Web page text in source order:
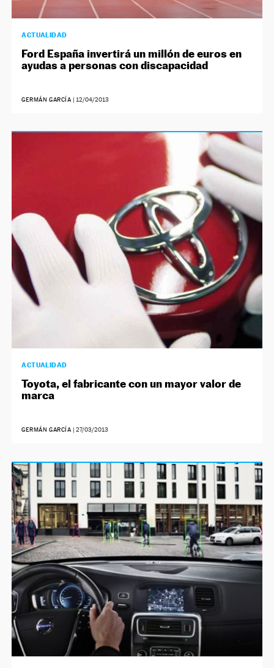
ACTUALIDAD
Ford España invertirá un millón de euros en
ayudas a personas con discapacidad
GERMÁN GARCÍA | 12/04/2013
ACTUALIDAD
Toyota, el fabricante con un mayor valor de
marca
GERMÁN GARCÍA |27/03/2013